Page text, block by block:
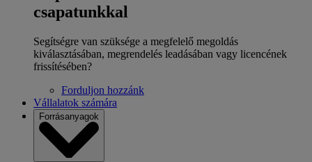
csapatunkkal
Segítségre van szüksége a megfelelő megoldás
kiválasztásában, megrendelés leadásában vagy licencének
frissítésében?
Forduljon hozzánk
Vállalatok számára
Forrásanyagok